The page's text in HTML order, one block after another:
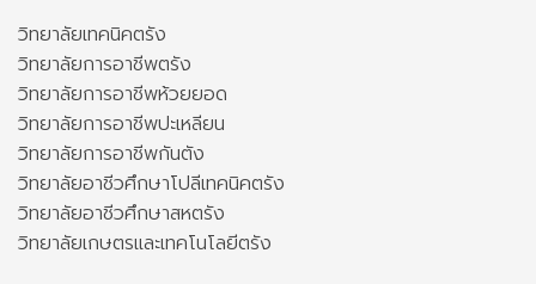
วิทยาลัยเทคนิคตรัง
วิทยาลัยการอาชีพตรัง
วิทยาลัยการอาชีพห้วยยอด
วิทยาลัยการอาชีพปะเหลียน
วิทยาลัยการอาชีพกันตัง
วิทยาลัยอาชีวศึกษาโปลีเทคนิคตรัง
วิทยาลัยอาชีวศึกษาสหตรัง
วิทยาลัยเกษตรและเทคโนโลยีตรัง